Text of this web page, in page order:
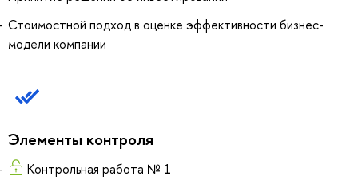
Стоимостной подход в оценке эффективности бизнес-
модели компании
Элементы контроля
Контрольная работа № 1